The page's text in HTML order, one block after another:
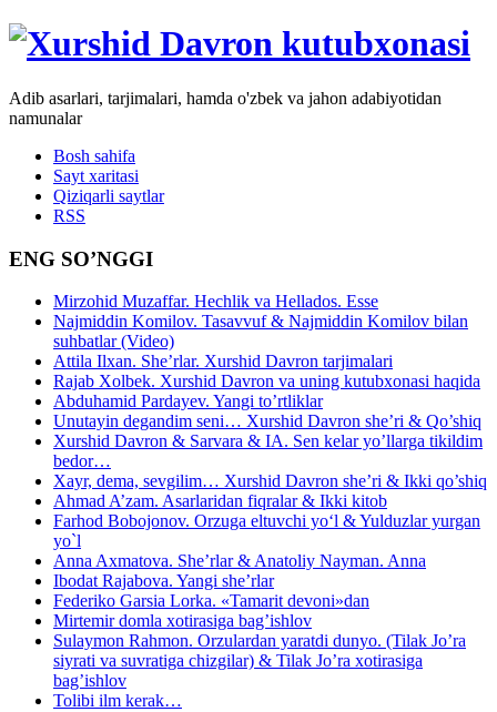
Adib asarlari, tarjimalari, hamda o'zbek va jahon adabiyotidan
namunalar
Bosh sahifa
Sayt xaritasi
Qiziqarli saytlar
RSS
ENG SO’NGGI
Mirzohid Muzaffar. Hechlik va Hellados. Esse
Najmiddin Komilov. Tasavvuf & Najmiddin Komilov bilan
suhbatlar (Video)
Attila Ilxan. She’rlar. Xurshid Davron tarjimalari
Rajab Xolbek. Xurshid Davron va uning kutubxonasi haqida
Abduhamid Pardayev. Yangi to’rtliklar
Unutayin degandim seni… Xurshid Davron she’ri & Qo’shiq
Xurshid Davron & Sarvara & IA. Sen kelar yo’llarga tikildim
bedor…
Xayr, dema, sevgilim… Xurshid Davron she’ri & Ikki qo’shiq
Ahmad A’zam. Asarlaridan fiqralar & Ikki kitob
Farhod Bobojonov. Orzuga eltuvchi yo‘l & Yulduzlar yurgan
yo`l
Anna Axmatova. She’rlar & Anatoliy Nayman. Anna
Ibodat Rajabova. Yangi she’rlar
Federiko Garsia Lorka. «Tamarit devoni»dan
Mirtemir domla xotirasiga bag’ishlov
Sulaymon Rahmon. Orzulardan yaratdi dunyo. (Tilak Jo’ra
siyrati va suvratiga chizgilar) & Tilak Jo’ra xotirasiga
bag’ishlov
Tolibi ilm kerak…